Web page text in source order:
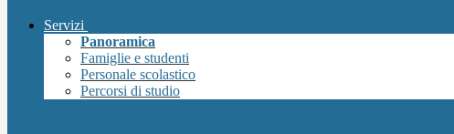
Servizi
Panoramica
Famiglie e studenti
Personale scolastico
Percorsi di studio